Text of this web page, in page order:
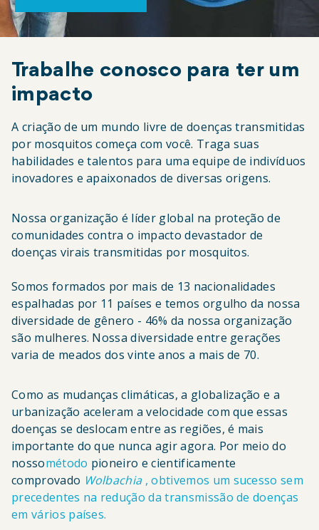
Trabalhe conosco para ter um
impacto
A criação de um mundo livre de doenças transmitidas
por mosquitos começa com você. Traga suas
habilidades e talentos para uma equipe de indivíduos
inovadores e apaixonados de diversas origens.
Nossa organização é líder global na proteção de
comunidades contra o impacto devastador de
doenças virais transmitidas por mosquitos.
Somos formados por mais de 13 nacionalidades
espalhadas por 11 países e temos orgulho da nossa
diversidade de gênero - 46% da nossa organização
são mulheres. Nossa diversidade entre gerações
varia de meados dos vinte anos a mais de 70.
Como as mudanças climáticas, a globalização e a
urbanização aceleram a velocidade com que essas
doenças se deslocam entre as regiões, é mais
importante do que nunca agir agora. Por meio do
nossométodo pioneiro e cientificamente
comprovado Wolbachia , obtivemos um sucesso sem
precedentes na redução da transmissão de doenças
em vários países.